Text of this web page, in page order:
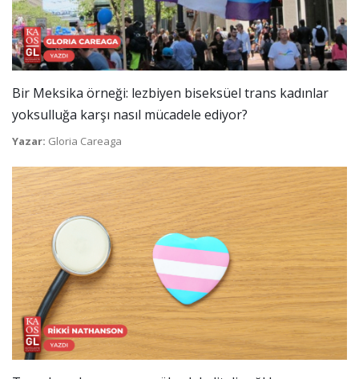
Bir Meksika örneği: lezbiyen biseksüel trans kadınlar
yoksulluğa karşı nasıl mücadele ediyor?
Yazar: Gloria Careaga